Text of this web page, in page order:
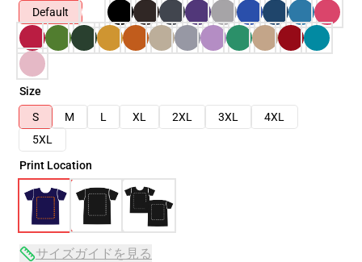
Default
Size
S
M L XL 2XL 3XL
4XL
5XL
Print Location
サイズガイドを見る